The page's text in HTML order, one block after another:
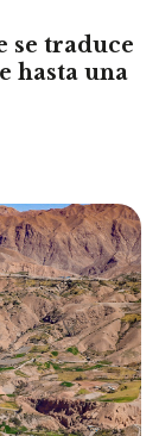
se traduce
hasta una